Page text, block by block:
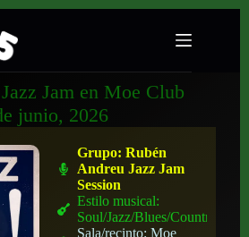
Jam en Moe Club
junio, 2026
Grupo:Rubén
Andreu Jazz Jam
Session
Estilo musical:
Soul/Jazz/Blues/Country
Sala/recinto:Moe